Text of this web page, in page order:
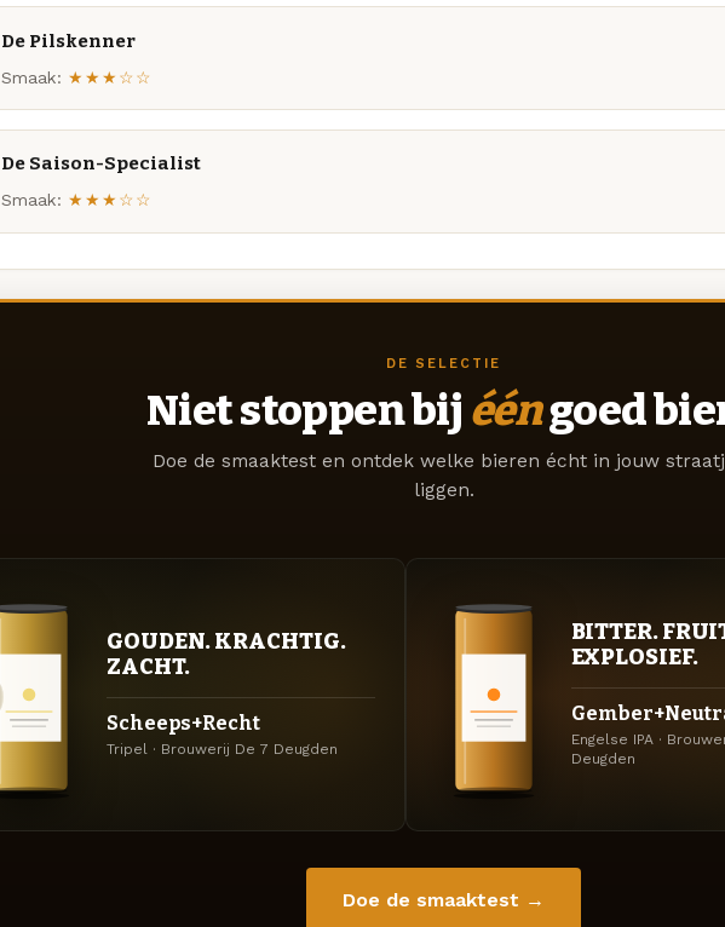
De Pilskenner
Smaak: ★★★☆☆
De Saison-Specialist
Smaak: ★★★☆☆
DE SELECTIE
Niet stoppen bij ééngoed
Doe de smaaktest en ontdek welke bieren écht in jouw
liggen.
GOUDEN. KRACHTIG.
ZACHT.
Scheeps+Recht
Tripel · Brouwerij De 7 Deugden
BITTER.
EXPLOSIEF.
Engelse IPA ·
Deugden
Doe de smaaktest →